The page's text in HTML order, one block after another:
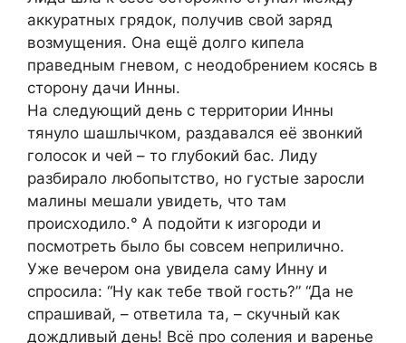
аккуратных грядок, получив свой заряд
возмущения. Она ещё долго кипела
праведным гневом, с неодобрением косясь в
сторону дачи Инны.
На следующий день с территории Инны
тянуло шашлычком, раздавался её звонкий
голосок и чей – то глубокий бас. Лиду
разбирало любопытство, но густые заросли
малины мешали увидеть, что там
происходило.° А подойти к изгороди и
посмотреть было бы совсем неприлично.
Уже вечером она увидела саму Инну и
спросила: “Ну как тебе твой гость?” “Да не
спрашивай, – ответила та, – скучный как
дождливый день! Всё про соления и варенье